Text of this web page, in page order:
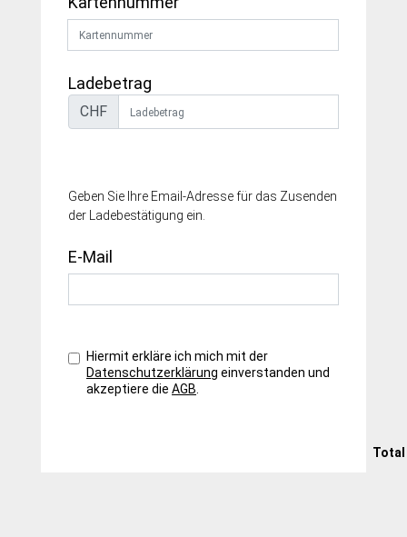
Ladebetrag
CHF
Geben Sie Ihre Email-Adresse für das Zusenden
der Ladebestätigung ein.
E-Mail
Hiermit erkläre ich mich mit der
Datenschutzerklärung einverstanden und
akzeptiere die AGB
Total